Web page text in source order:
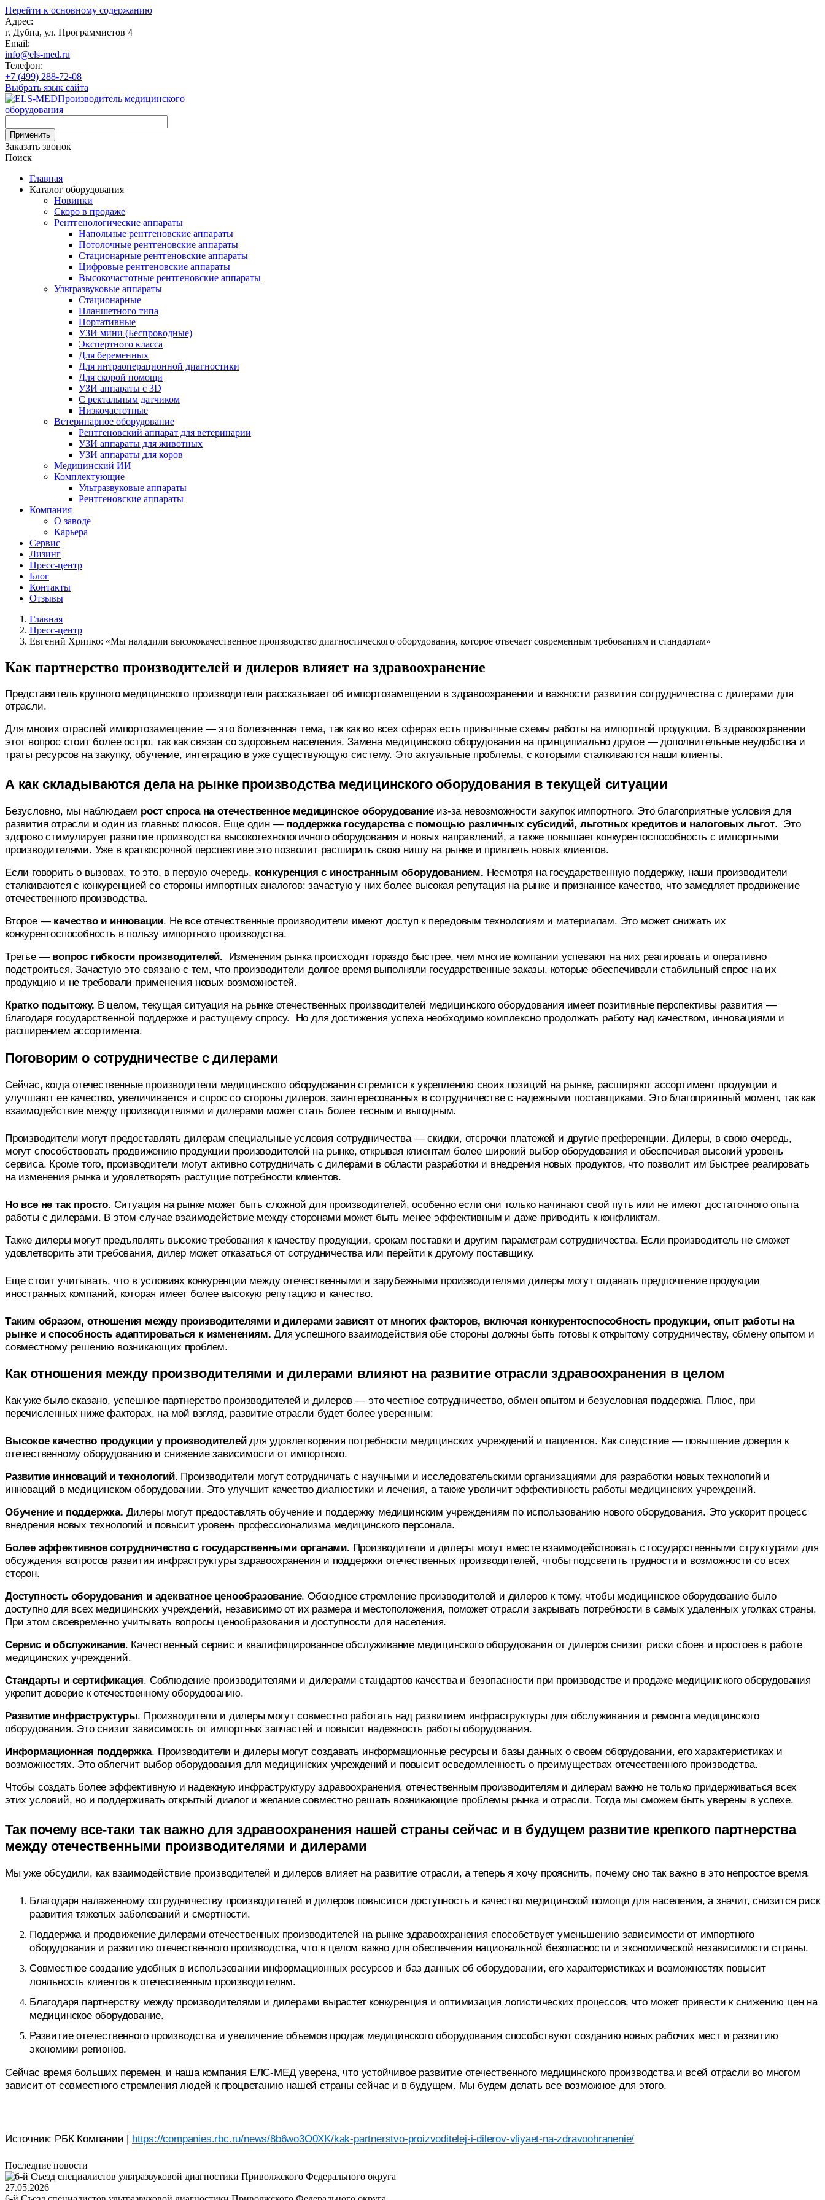
Перейти к основному содержанию
Адрес:
г. Дубна, ул. Программистов 4
Email:
info@els-med.ru
Телефон:
+7 (499) 288-72-08
Выбрать язык сайта
Производитель медицинского
оборудования
Заказать звонок
Поиск
Главная
Каталог оборудования
Новинки
Скоро в продаже
Рентгенологические аппараты
Напольные рентгеновские аппараты
Потолочные рентгеновские аппараты
Стационарные рентгеновские аппараты
Цифровые рентгеновские аппараты
Высокочастотные рентгеновские аппараты
Ультразвуковые аппараты
Стационарные
Планшетного типа
Портативные
УЗИ мини (Беспроводные)
Экспертного класса
Для беременных
Для интраоперационной диагностики
Для скорой помощи
УЗИ аппараты с 3D
С ректальным датчиком
Низкочастотные
Ветеринарное оборудование
Рентгеновский аппарат для ветеринарии
УЗИ аппараты для животных
УЗИ аппараты для коров
Медицинский ИИ
Комплектующие
Ультразвуковые аппараты
Рентгеновские аппараты
Компания
О заводе
Карьера
Сервис
Лизинг
Пресс-центр
Блог
Контакты
Отзывы
Главная
Пресс-центр
Евгений Хрипко: «Мы наладили высококачественное производство диагностического оборудования, которое отвечает современным требованиям и стандартам»
Как партнерство производителей и дилеров влияет на здравоохранение
Представитель крупного медицинского производителя рассказывает об импортозамещении в здравоохранении и важности развития сотрудничества с дилерами для
отрасли.
Для многих отраслей импортозамещение — это болезненная тема, так как во всех сферах есть привычные схемы работы на импортной продукции. В здравоохранении
этот вопрос стоит более остро, так как связан со здоровьем населения. Замена медицинского оборудования на принципиально другое — дополнительные неудобства и
траты ресурсов на закупку, обучение, интеграцию в уже существующую систему. Это актуальные проблемы, с которыми сталкиваются наши клиенты.
А как складываются дела на рынке производства медицинского оборудования в текущей ситуации
Безусловно, мы наблюдаем рост спроса на отечественное медицинское оборудование из-за невозможности закупок импортного. Это благоприятные условия для
развития отрасли и один из главных плюсов. Еще один — поддержка государства с помощью различных субсидий, льготных кредитов и налоговых льгот. Это
здорово стимулирует развитие производства высокотехнологичного оборудования и новых направлений, а также повышает конкурентоспособность с импортными
производителями. Уже в краткосрочной перспективе это позволит расширить свою нишу на рынке и привлечь новых клиентов.
Если говорить о вызовах, то это, в первую очередь, конкуренция с иностранным оборудованием. Несмотря на государственную поддержку, наши производители
сталкиваются с конкуренцией со стороны импортных аналогов: зачастую у них более высокая репутация на рынке и признанное качество, что замедляет продвижение
отечественного производства.
Второе — качество и инновации. Не все отечественные производители имеют доступ к передовым технологиям и материалам. Это может снижать их
конкурентоспособность в пользу импортного производства.
Третье — вопрос гибкости производителей. Изменения рынка происходят гораздо быстрее, чем многие компании успевают на них реагировать и оперативно
подстроиться. Зачастую это связано с тем, что производители долгое время выполняли государственные заказы, которые обеспечивали стабильный спрос на их
продукцию и не требовали применения новых возможностей.
Кратко подытожу. В целом, текущая ситуация на рынке отечественных производителей медицинского оборудования имеет позитивные перспективы развития —
благодаря государственной поддержке и растущему спросу. Но для достижения успеха необходимо комплексно продолжать работу над качеством, инновациями и
расширением ассортимента.
Поговорим о сотрудничестве с дилерами
Сейчас, когда отечественные производители медицинского оборудования стремятся к укреплению своих позиций на рынке, расширяют ассортимент продукции и
улучшают ее качество, увеличивается и спрос со стороны дилеров, заинтересованных в сотрудничестве с надежными поставщиками. Это благоприятный момент, так как
взаимодействие между производителями и дилерами может стать более тесным и выгодным.
Производители могут предоставлять дилерам специальные условия сотрудничества — скидки, отсрочки платежей и другие преференции. Дилеры, в свою очередь,
могут способствовать продвижению продукции производителей на рынке, открывая клиентам более широкий выбор оборудования и обеспечивая высокий уровень
сервиса. Кроме того, производители могут активно сотрудничать с дилерами в области разработки и внедрения новых продуктов, что позволит им быстрее реагировать
на изменения рынка и удовлетворять растущие потребности клиентов.
Но все не так просто. Ситуация на рынке может быть сложной для производителей, особенно если они только начинают свой путь или не имеют достаточного опыта
работы с дилерами. В этом случае взаимодействие между сторонами может быть менее эффективным и даже приводить к конфликтам.
Также дилеры могут предъявлять высокие требования к качеству продукции, срокам поставки и другим параметрам сотрудничества. Если производитель не сможет
удовлетворить эти требования, дилер может отказаться от сотрудничества или перейти к другому поставщику.
Еще стоит учитывать, что в условиях конкуренции между отечественными и зарубежными производителями дилеры могут отдавать предпочтение продукции
иностранных компаний, которая имеет более высокую репутацию и качество.
Таким образом, отношения между производителями и дилерами зависят от многих факторов, включая конкурентоспособность продукции, опыт работы на
рынке и способность адаптироваться к изменениям.Для успешного взаимодействия обе стороны должны быть готовы к открытому сотрудничеству, обмену опытом и
совместному решению возникающих проблем.
Как отношения между производителями и дилерами влияют на развитие отрасли здравоохранения в целом
Как уже было сказано, успешное партнерство производителей и дилеров — это честное сотрудничество, обмен опытом и безусловная поддержка. Плюс, при
перечисленных ниже факторах, на мой взгляд, развитие отрасли будет более уверенным:
Высокое качество продукции у производителейдля удовлетворения потребности медицинских учреждений и пациентов. Как следствие — повышение доверия к
отечественному оборудованию и снижение зависимости от импортного.
Развитие инноваций и технологий. Производители могут сотрудничать с научными и исследовательскими организациями для разработки новых технологий и
инноваций в медицинском оборудовании. Это улучшит качество диагностики и лечения, а также увеличит эффективность работы медицинских учреждений.
Обучение и поддержка. Дилеры могут предоставлять обучение и поддержку медицинским учреждениям по использованию нового оборудования. Это ускорит процесс
внедрения новых технологий и повысит уровень профессионализма медицинского персонала.
Более эффективное сотрудничество с государственными органами. Производители и дилеры могут вместе взаимодействовать с государственными структурами для
обсуждения вопросов развития инфраструктуры здравоохранения и поддержки отечественных производителей, чтобы подсветить трудности и возможности со всех
сторон.
Доступность оборудования и адекватное ценообразование. Обоюдное стремление производителей и дилеров к тому, чтобы медицинское оборудование было
доступно для всех медицинских учреждений, независимо от их размера и местоположения, поможет отрасли закрывать потребности в самых удаленных уголках страны.
При этом своевременно учитывать вопросы ценообразования и доступности для населения.
Сервис и обслуживание. Качественный сервис и квалифицированное обслуживание медицинского оборудования от дилеров снизит риски сбоев и простоев в работе
медицинских учреждений.
Стандарты и сертификация. Соблюдение производителями и дилерами стандартов качества и безопасности при производстве и продаже медицинского оборудования
укрепит доверие к отечественному оборудованию.
Развитие инфраструктуры. Производители и дилеры могут совместно работать над развитием инфраструктуры для обслуживания и ремонта медицинского
оборудования. Это снизит зависимость от импортных запчастей и повысит надежность работы оборудования.
Информационная поддержка. Производители и дилеры могут создавать информационные ресурсы и базы данных о своем оборудовании, его характеристиках и
возможностях. Это облегчит выбор оборудования для медицинских учреждений и повысит осведомленность о преимуществах отечественного производства.
Чтобы создать более эффективную и надежную инфраструктуру здравоохранения, отечественным производителям и дилерам важно не только придерживаться всех
этих условий, но и поддерживать открытый диалог и желание совместно решать возникающие проблемы рынка и отрасли. Тогда мы сможем быть уверены в успехе.
Так почему все-таки так важно для здравоохранения нашей страны сейчас и в будущем развитие крепкого партнерства
между отечественными производителями и дилерами
Мы уже обсудили, как взаимодействие производителей и дилеров влияет на развитие отрасли, а теперь я хочу прояснить, почему оно так важно в это непростое время.
Благодаря налаженному сотрудничеству производителей и дилеров повысится доступность и качество медицинской помощи для населения, а значит, снизится риск
развития тяжелых заболеваний и смертности.
Поддержка и продвижение дилерами отечественных производителей на рынке здравоохранения способствует уменьшению зависимости от импортного
оборудования и развитию отечественного производства, что в целом важно для обеспечения национальной безопасности и экономической независимости страны.
Совместное создание удобных в использовании информационных ресурсов и баз данных об оборудовании, его характеристиках и возможностях повысит
лояльность клиентов к отечественным производителям.
Благодаря партнерству между производителями и дилерами вырастет конкуренция и оптимизация логистических процессов, что может привести к снижению цен на
медицинское оборудование.
Развитие отечественного производства и увеличение объемов продаж медицинского оборудования способствуют созданию новых рабочих мест и развитию
экономики регионов.
Сейчас время больших перемен, и наша компания ЕЛС-МЕД уверена, что устойчивое развитие отечественного медицинского производства и всей отрасли во многом
зависит от совместного стремления людей к процветанию нашей страны сейчас и в будущем. Мы будем делать все возможное для этого.
Источник: РБК Компании | https://companies.rbc.ru/news/8b6wo3O0XK/kak-partnerstvo-proizvoditelej-i-dilerov-vliyaet-na-zdravoohranenie/
Последние новости
27.05.2026